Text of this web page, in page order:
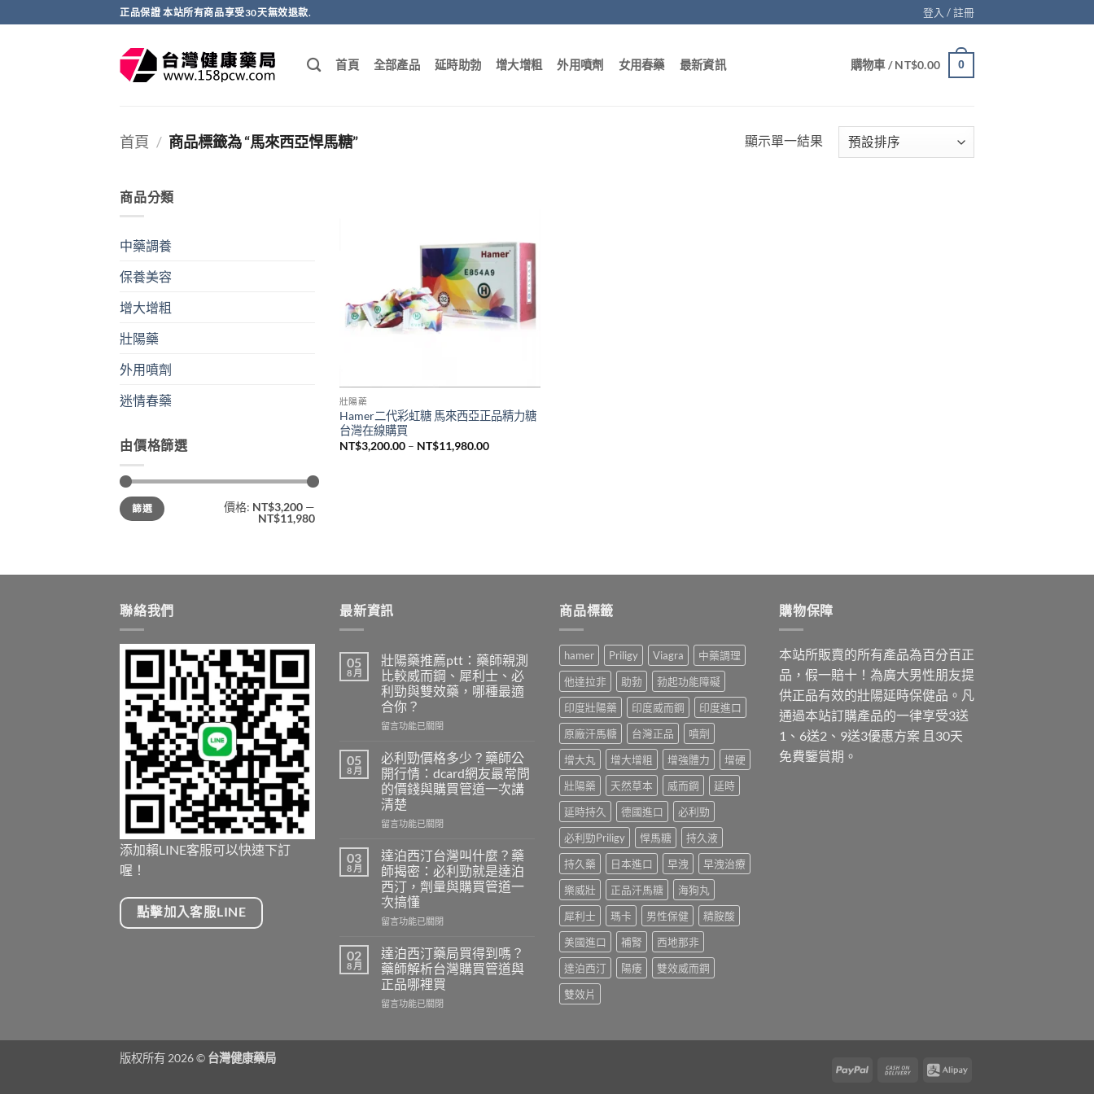
轉
正品保證 本站所有商品享受30天無效退款. 登入 / 註冊
首頁 全部產品 延時助勃 增大增粗 外用噴劑 女用春藥 最新資訊 購物車 /NT$0.00 0
首頁 / 商品標籤為 “馬來西亞悍馬糖” 顯示單一結果
商品分類
中藥調養
保養美容
增大增粗
壯陽藥
外用噴劑
迷情春藥
由價格篩選
最
低
價
最
高
價
篩選 價格: NT$3,200 —
NT$11,980
壯陽藥
Hamer二代彩虹糖 馬來西亞正品精力糖
台灣在線購買
NT$3,200.00 – NT$11,980.00價
聯絡我們
添加賴LINE客服可以快速下訂
喔！
點擊加入客服LINE
最新資訊
05
8 月
壯陽藥推薦ptt：藥師親測
比較威而鋼、犀利士、必
利勁與雙效藥，哪種最適
合你？
在
陽
藥
推
薦
ptt：
藥
親
測
比
較
威
而
犀
利
士、
必
利
雙
留言功能已關閉
05
8 月
必利勁價格多少？藥師公
開行情：dcard網友最常問
的價錢與購買管道一次講
清楚
在
利
勁
價
格
多
少？
師
公
開
行
情：
留言功能已關閉
03
8 月
達泊西汀台灣叫什麼？藥
師揭密：必利勁就是達泊
西汀，劑量與購買管道一
次搞懂
在
泊
西
汀
台
灣
留言功能已關閉
02
8 月
達泊西汀藥局買得到嗎？
藥師解析台灣購買管道與
正品哪裡買
在
留言功能已關閉
商品標籤
hamer Priligy Viagra
中藥調理
他達拉非
助勃
勃起功能障礙
印度壯陽藥
印度威而鋼
印度進口
原廠汗馬糖
台灣正品
噴劑
增大丸
增大增粗 增強體力
增硬
壯陽藥
天然草本 威而鋼
延時
延時持久
德國進口
必利勁
必利勁Priligy
悍馬糖
持久液
持久藥
日本進口 早洩
早洩治療
樂威壯
正品汗馬糖
海狗丸
犀利士
瑪卡 男性保健
精胺酸
美國進口
補腎
西地那非
達泊西汀
陽痿
雙效威而鋼
雙效片
購物保障
本站所販賣的所有產品為百分百正
品，假一賠十！為廣大男性朋友提
供正品有效的壯陽延時保健品。凡
通過本站訂購產品的一律享受3送
1、6送2、9送3優惠方案 且30天
免費鑒賞期。
PayPal
Cash
Alipay
版权所有 2026 © 台灣健康藥局